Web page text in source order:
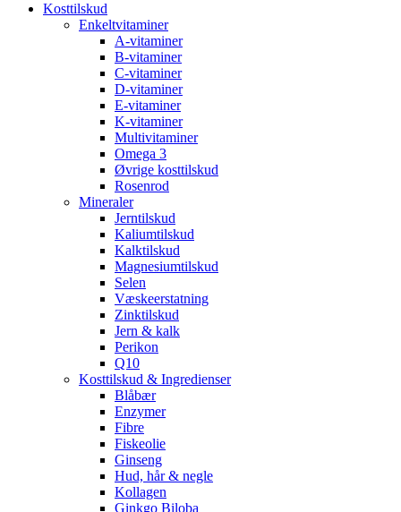
Kosttilskud
Enkeltvitaminer
A-vitaminer
B-vitaminer
C-vitaminer
D-vitaminer
E-vitaminer
K-vitaminer
Multivitaminer
Omega 3
Øvrige kosttilskud
Rosenrod
Mineraler
Jerntilskud
Kaliumtilskud
Kalktilskud
Magnesiumtilskud
Selen
Væskeerstatning
Zinktilskud
Jern & kalk
Perikon
Q10
Kosttilskud & Ingredienser
Blåbær
Enzymer
Fibre
Fiskeolie
Ginseng
Hud, hår & negle
Kollagen
Ginkgo Biloba